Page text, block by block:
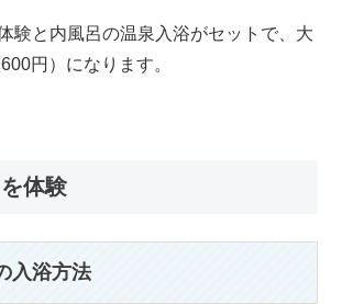
験と内風呂の温泉入浴がセットで、大
円）になります。
体験
入浴方法